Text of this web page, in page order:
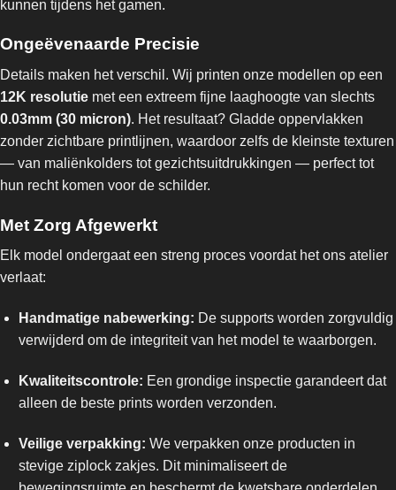
kunnen tijdens het gamen.
Ongeëvenaarde Precisie
Details maken het verschil. Wij printen onze modellen op een
12K resolutie met een extreem fijne laaghoogte van slechts
0.03mm (30 micron). Het resultaat? Gladde oppervlakken
zonder zichtbare printlijnen, waardoor zelfs de kleinste texturen
— van maliënkolders tot gezichtsuitdrukkingen — perfect tot
hun recht komen voor de schilder.
Met Zorg Afgewerkt
Elk model ondergaat een streng proces voordat het ons atelier
verlaat:
Handmatige nabewerking: De supports worden zorgvuldig
verwijderd om de integriteit van het model te waarborgen.
Kwaliteitscontrole: Een grondige inspectie garandeert dat
alleen de beste prints worden verzonden.
Veilige verpakking: We verpakken onze producten in
stevige ziplock zakjes. Dit minimaliseert de